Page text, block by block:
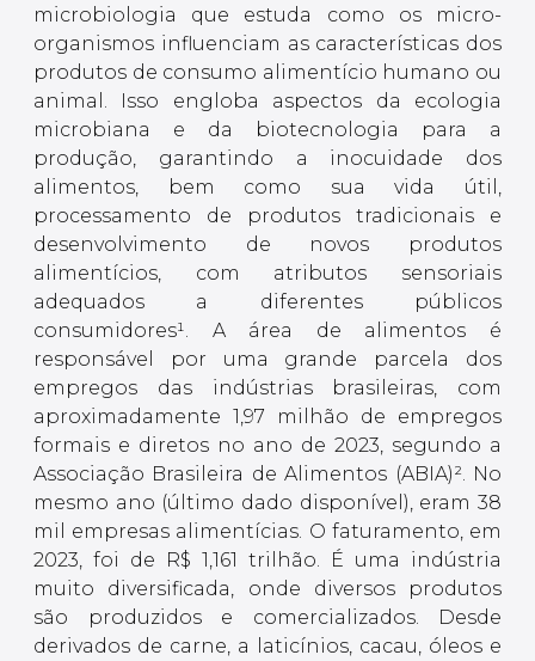
microbiologia que estuda como os micro-
organismos influenciam as características dos
produtos de consumo alimentício humano ou
animal. Isso engloba aspectos da ecologia
microbiana e da biotecnologia para a
produção, garantindo a inocuidade dos
alimentos, bem como sua vida útil,
processamento de produtos tradicionais e
desenvolvimento de novos produtos
alimentícios, com atributos sensoriais
adequados a diferentes públicos
consumidores¹. A área de alimentos é
responsável por uma grande parcela dos
empregos das indústrias brasileiras, com
aproximadamente 1,97 milhão de empregos
formais e diretos no ano de 2023, segundo a
Associação Brasileira de Alimentos (ABIA)². No
mesmo ano (último dado disponível), eram 38
mil empresas alimentícias. O faturamento, em
2023, foi de R$ 1,161 trilhão. É uma indústria
muito diversificada, onde diversos produtos
são produzidos e comercializados. Desde
derivados de carne, a laticínios, cacau, óleos e